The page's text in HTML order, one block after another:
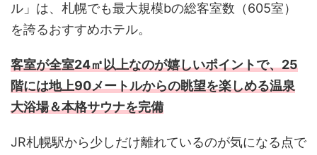
ル」は、札幌でも最大規模bの総客室数（605室）
を誇るおすすめホテル。
客室が全室24㎡以上なのが嬉しいポイントで、25
階には地上90メートルからの眺望を楽しめる温泉
大浴場＆本格サウナを完備
JR札幌駅から少しだけ離れているのが気になる点で